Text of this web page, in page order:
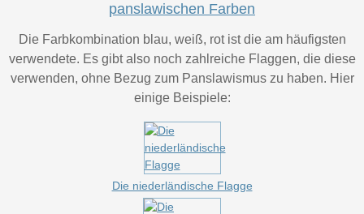
panslawischen Farben
Die Farbkombination blau, weiß, rot ist die am häufigsten
verwendete. Es gibt also noch zahlreiche Flaggen, die diese
verwenden, ohne Bezug zum Panslawismus zu haben. Hier
einige Beispiele:
Die niederländische Flagge